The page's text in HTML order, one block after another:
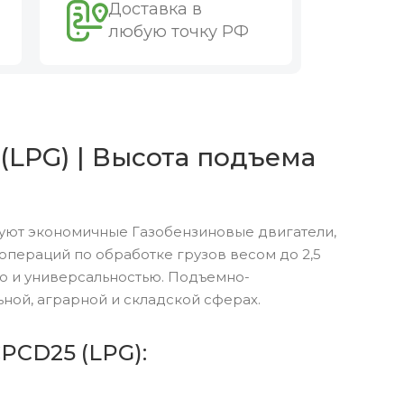
Доставка в
любую точку РФ
| Высота подъема
экономичные Газобензиновые двигатели,
по обработке грузов весом до 2,5
и универсальностью. Подъемно-
аграрной и складской сферах.
(LPG):